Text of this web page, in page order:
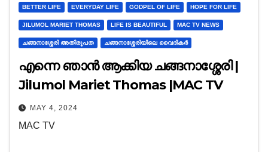
BETTER LIFE EVERYDAY LIFE GODPEL OF LIFE HOPE FOR LIFE
JILUMOL MARIET THOMAS LIFE IS BEAUTIFUL MAC TV NEWS
ചങ്ങനാശ്ശേരി അതിരൂപത ചങ്ങനാശ്ശേരിയിലെ വൈദികർ
എന്നെ ഞാൻ ആക്കിയ ചങ്ങനാശ്ശേരി |
Jilumol Mariet Thomas |MAC TV
MAY 4, 2024
MAC TV